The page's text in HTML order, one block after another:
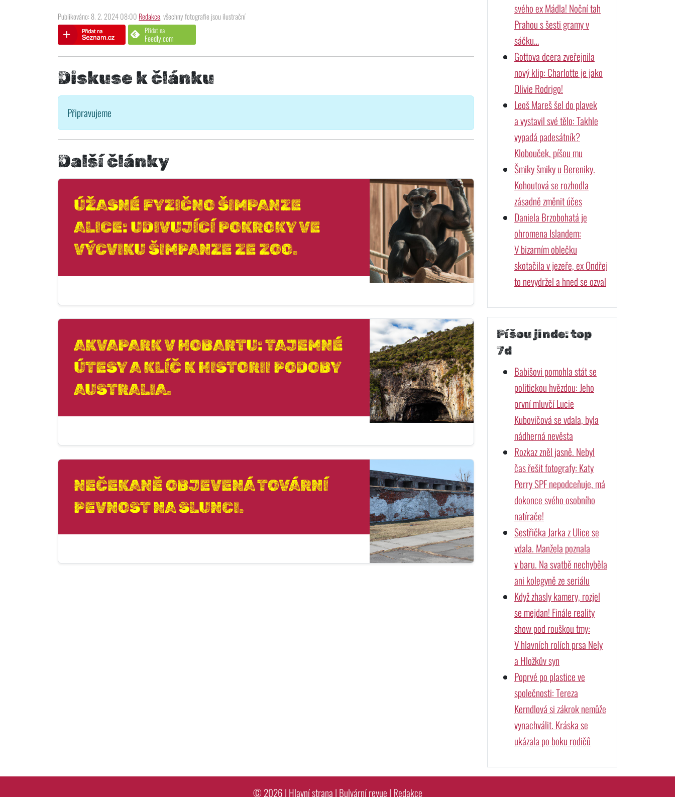
Publikováno: 8. 2. 2024 08:00 Redakce, všechny fotografie jsou ilustrační
Přidat na
Feedly.com
Diskuse k článku
Připravujeme
Další články
ÚŽASNÉ FYZIČNO ŠIMPANZE
ALICE: UDIVUJÍCÍ POKROKY VE
VÝCVIKU ŠIMPANZE ZE ZOO.
AKVAPARK V HOBARTU: TAJEMNÉ
ÚTESY A KLÍČ K HISTORII PODOBY
AUSTRALIA.
NEČEKANĚ OBJEVENÁ TOVÁRNÍ
PEVNOST NA SLUNCI.
svého ex Mádla! Noční tah
Prahou s šesti gramy v
sáčku…
Gottova dcera zveřejnila
nový klip: Charlotte je jako
Olivie Rodrigo!
Leoš Mareš šel do plavek
a vystavil své tělo: Takhle
vypadá padesátník?
Klobouček, píšou mu
Šmiky šmiky u Bereniky.
Kohoutová se rozhodla
zásadně změnit účes
Daniela Brzobohatá je
ohromena Islandem:
V bizarním oblečku
skotačila v jezeře, ex Ondřej
to nevydržel a hned se ozval
Píšou jinde: top
7d
Babišovi pomohla stát se
politickou hvězdou: Jeho
první mluvčí Lucie
Kubovičová se vdala, byla
nádherná nevěsta
Rozkaz zněl jasně. Nebyl
čas řešit fotografy: Katy
Perry SPF nepodceňuje, má
dokonce svého osobního
natírače!
Sestřička Jarka z Ulice se
vdala. Manžela poznala
v baru. Na svatbě nechyběla
ani kolegyně ze seriálu
Když zhasly kamery, rozjel
se mejdan! Finále reality
show pod rouškou tmy:
V hlavních rolích prsa Nely
a Hložkův syn
Poprvé po plastice ve
společnosti: Tereza
Kerndlová si zákrok nemůže
vynachválit. Kráska se
ukázala po boku rodičů
© 2026 | Hlavní strana | Bulvární revue | Redakce